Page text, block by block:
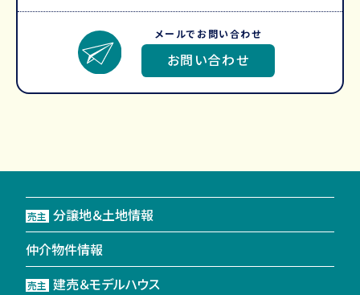
メールでお問い合わせ
お問い合わせ
売主 分譲地＆土地情報
仲介物件情報
売主 建売＆モデルハウス